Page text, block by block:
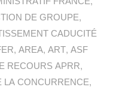
DE GROUPE,
CADUCITÉ
,AREA,ART,ASF
RECOURS APRR,
LA CONCURRENCE,